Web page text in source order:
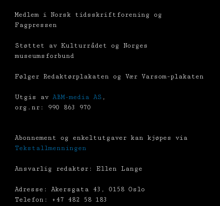
Medlem i Norsk tidsskriftforening og
Fagpressen
Støttet av Kulturrådet og Norges
museumsforbund
Følger Redaktørplakaten og Vær Varsom-plakaten
Utgis av ABM-media AS ,
org.nr: 990 863 970
Abonnement og enkeltutgaver kan kjøpes via
Tekstallmenningen
Ansvarlig redaktør: Ellen Lange
Adresse: Akersgata 43, 0158 Oslo
Telefon: +47 482 58 183